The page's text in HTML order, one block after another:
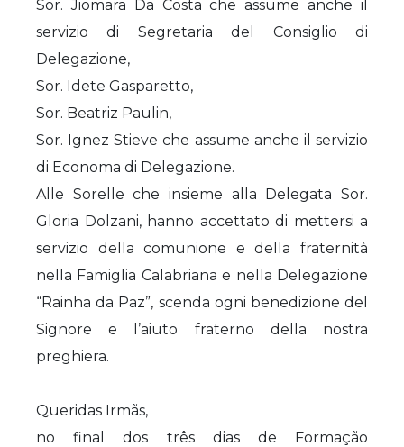
Sor. Jiomara Da Costa che assume anche il
servizio di Segretaria del Consiglio di
Delegazione,
Sor. Idete Gasparetto,
Sor. Beatriz Paulin,
Sor. Ignez Stieve che assume anche il servizio
di Economa di Delegazione.
Alle Sorelle che insieme alla Delegata Sor.
Gloria Dolzani, hanno accettato di mettersi a
servizio della comunione e della fraternità
nella Famiglia Calabriana e nella Delegazione
“Rainha da Paz”, scenda ogni benedizione del
Signore e l’aiuto fraterno della nostra
preghiera.
Queridas Irmãs,
no final dos três dias de Formação